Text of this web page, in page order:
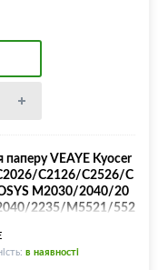
паперу VEAYE Kyocer
C2126/C2526/C
M2030/2040/20
2235/M5521/552
KM-1810/2820/
в наявності